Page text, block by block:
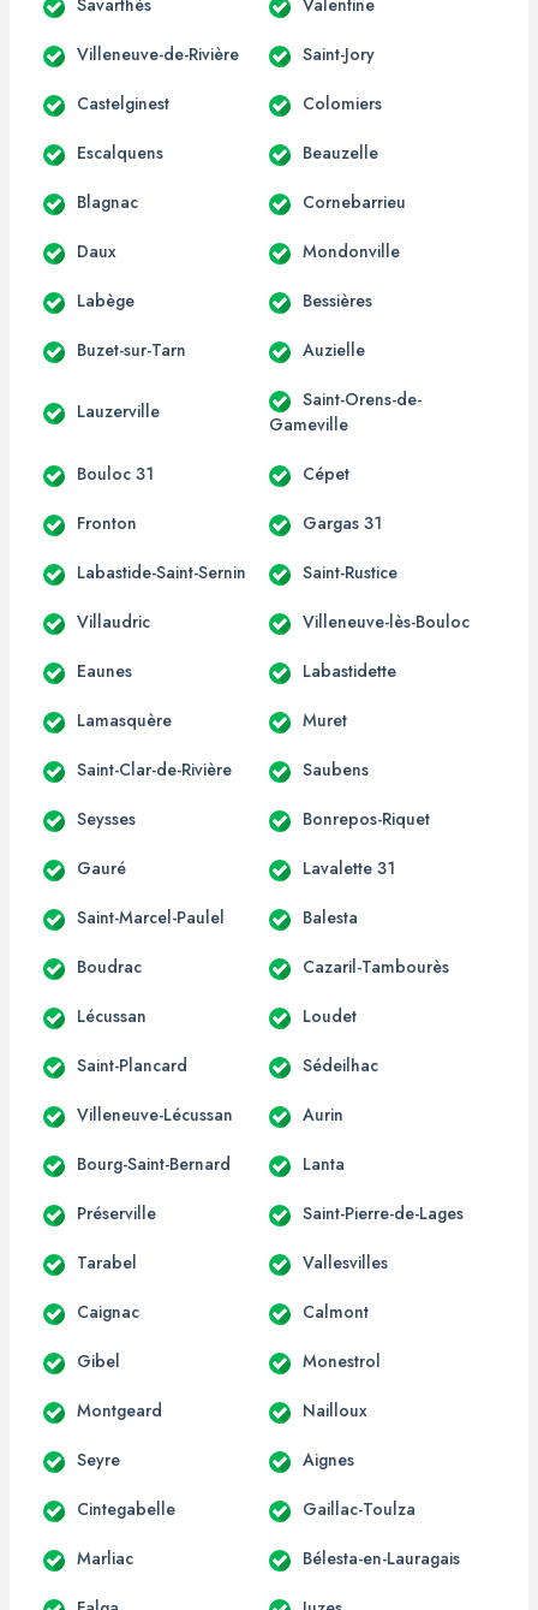
Villeneuve-de-Rivière Saint-Jory
Castelginest Colomiers
Escalquens Beauzelle
Blagnac Cornebarrieu
Daux Mondonville
Labège Bessières
Buzet-sur-Tarn Auzielle
Lauzerville
Saint-Orens-de-
Gameville
Bouloc 31 Cépet
Fronton Gargas 31
Labastide-Saint-Sernin Saint-Rustice
Villaudric Villeneuve-lès-Bouloc
Eaunes Labastidette
Lamasquère Muret
Saint-Clar-de-Rivière Saubens
Seysses Bonrepos-Riquet
Gauré Lavalette 31
Saint-Marcel-Paulel Balesta
Boudrac Cazaril-Tambourès
Lécussan Loudet
Saint-Plancard Sédeilhac
Villeneuve-Lécussan Aurin
Bourg-Saint-Bernard Lanta
Préserville Saint-Pierre-de-Lages
Tarabel Vallesvilles
Caignac Calmont
Gibel Monestrol
Montgeard Nailloux
Seyre Aignes
Cintegabelle Gaillac-Toulza
Marliac Bélesta-en-Lauragais